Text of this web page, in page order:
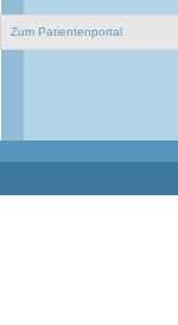
Zum Patientenportal